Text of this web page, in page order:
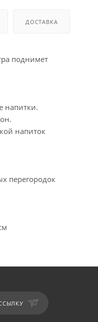
ДОСТАВКА
поднимет
напитки.
напиток
перегородок